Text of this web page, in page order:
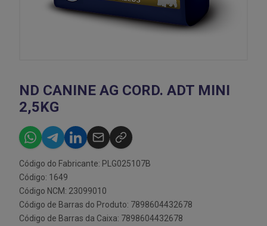
ND CANINE AG CORD. ADT MINI
2,5KG
Código do Fabricante: PLG025107B
Código: 1649
Código NCM: 23099010
Código de Barras do Produto: 7898604432678
Código de Barras da Caixa: 7898604432678